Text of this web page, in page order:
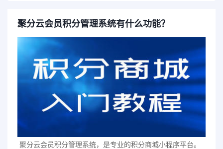
聚分云会员积分管理系统有什么功能？
聚分云会员积分管理系统，是专业的积分商城小程序平台。